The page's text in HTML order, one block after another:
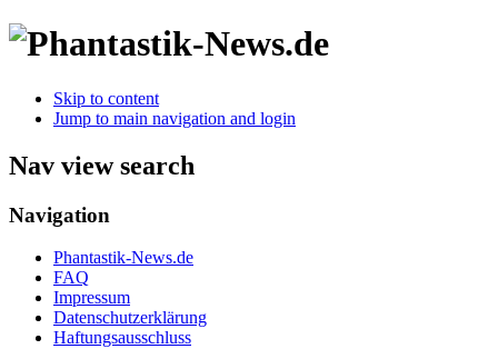
Skip to content
Jump to main navigation and login
Nav view search
Navigation
Phantastik-News.de
FAQ
Impressum
Datenschutzerklärung
Haftungsausschluss